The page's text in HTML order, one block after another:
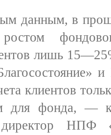
данным, в
ростом
лишь
клиентов
для фонда, —
НПФ